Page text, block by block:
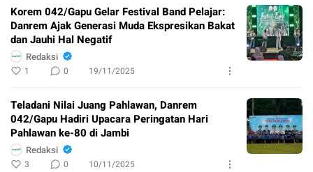
Korem 042/Gapu Gelar Festival Band Pelajar:
Danrem Ajak Generasi Muda Ekspresikan Bakat
dan Jauhi Hal Negatif
Redaksi
1 0 19/11/2025
Teladani Nilai Juang Pahlawan, Danrem
042/Gapu Hadiri Upacara Peringatan Hari
Pahlawan ke-80 di Jambi
Redaksi
3 0 10/11/2025